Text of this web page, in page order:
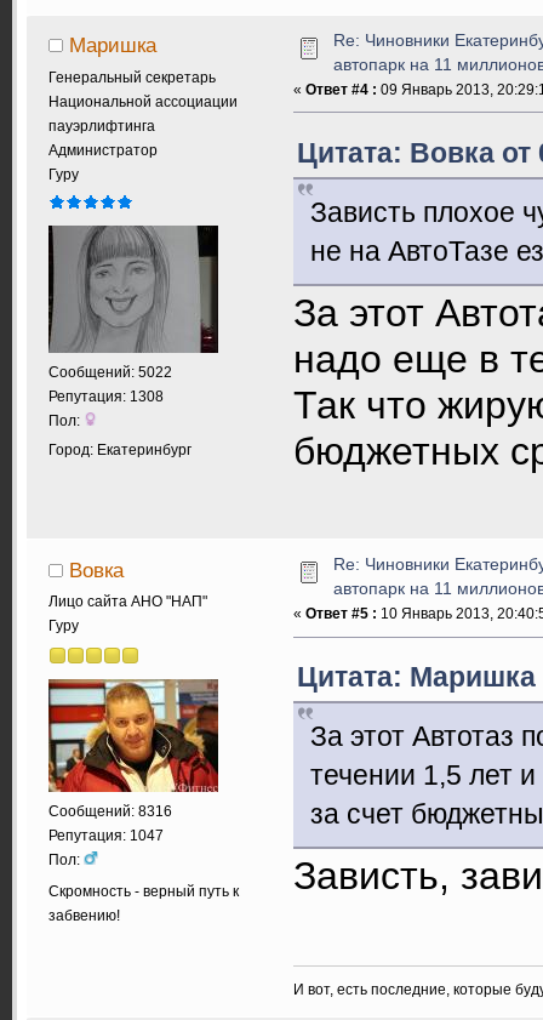
Маришка
Генеральный секретарь
Национальной ассоциации
пауэрлифтинга
Администратор
Гуру
Сообщений: 5022
Репутация: 1308
Пол:
Город: Екатеринбург
Re: Чиновники
автопарк на 11
« Ответ #4 : 09 Январь 2013,
Цитата: Вовка
Зависть плохое
не на АвтоТазе
За этот
надо еще в
Так что
бюджетных
Вовка
Лицо сайта АНО "НАП"
Гуру
Сообщений: 8316
Репутация: 1047
Пол:
Скромность - верный путь к
забвению!
Re: Чиновники
автопарк на 11
« Ответ #5 : 10 Январь 2013,
Цитата: Маришка
За этот Автотаз
течении 1,5 лет
за счет
Зависть,
И вот, есть последние, которые